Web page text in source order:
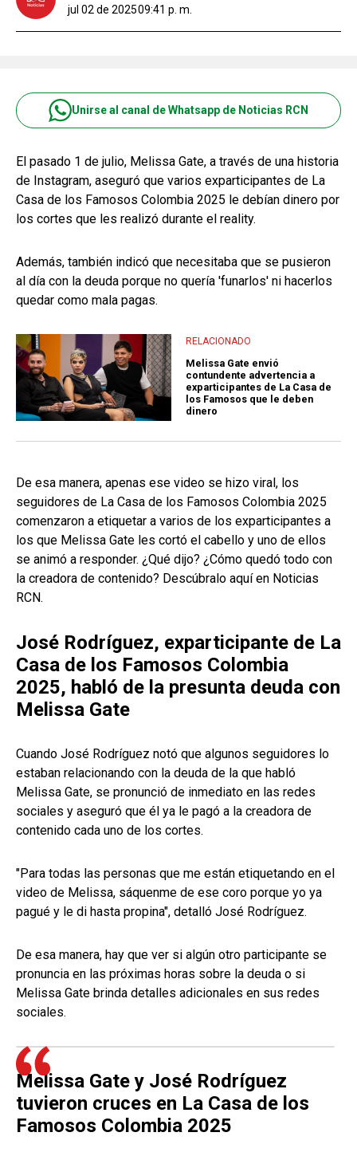
jul 02 de 202509:41 p. m.
Unirse al canal de Whatsapp de Noticias RCN
El pasado 1 de julio, Melissa Gate, a través de una historia
de Instagram, aseguró que varios exparticipantes de La
Casa de los Famosos Colombia 2025 le debían dinero por
los cortes que les realizó durante el reality.
Además, también indicó que necesitaba que se pusieron
al día con la deuda porque no quería 'funarlos' ni hacerlos
quedar como mala pagas.
RELACIONADO
Melissa Gate envió
contundente advertencia a
exparticipantes de La Casa de
los Famosos que le deben
dinero
De esa manera, apenas ese video se hizo viral, los
seguidores de La Casa de los Famosos Colombia 2025
comenzaron a etiquetar a varios de los exparticipantes a
los que Melissa Gate les cortó el cabello y uno de ellos
se animó a responder. ¿Qué dijo? ¿Cómo quedó todo con
la creadora de contenido? Descúbralo aquí en Noticias
RCN.
José Rodríguez, exparticipante de La
Casa de los Famosos Colombia
2025, habló de la presunta deuda con
Melissa Gate
Cuando José Rodríguez notó que algunos seguidores lo
estaban relacionando con la deuda de la que habló
Melissa Gate, se pronunció de inmediato en las redes
sociales y aseguró que él ya le pagó a la creadora de
contenido cada uno de los cortes.
"Para todas las personas que me están etiquetando en el
video de Melissa, sáquenme de ese coro porque yo ya
pagué y le di hasta propina", detalló José Rodríguez.
De esa manera, hay que ver si algún otro participante se
pronuncia en las próximas horas sobre la deuda o si
Melissa Gate brinda detalles adicionales en sus redes
sociales.
Melissa Gate y José Rodríguez
tuvieron cruces en La Casa de los
Famosos Colombia 2025